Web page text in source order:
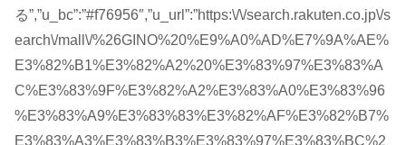
る”,”u_bc”:”#f76956″,”u_url”:”https:\/\/search.rakuten.co.jp\/s
earch\/mall\/%26GINO%20%E9%A0%AD%E7%9A%AE%
E3%82%B1%E3%82%A2%20%E3%83%97%E3%83%A
C%E3%83%9F%E3%82%A2%E3%83%A0%E3%83%96
%E3%83%A9%E3%83%83%E3%82%AF%E3%82%B7%
E3%83%A3%E3%83%B3%E3%83%97%E3%83%BC%2